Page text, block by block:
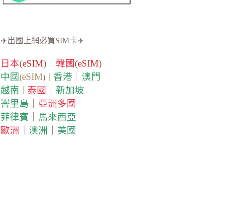
✈️出國上網必買SIM卡✈️
日本(eSIM)｜ 韓國(eSIM)
中國(eSIM)｜ 香港
澳門
越南
泰國
新加坡
峇里島
亞洲多國
菲律賓
馬來西亞
歐洲
澳洲 美國